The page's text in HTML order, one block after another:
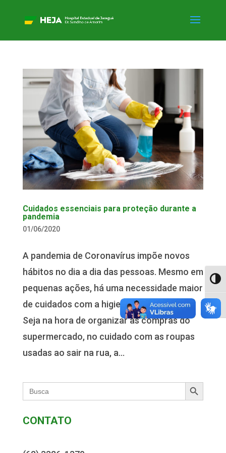
Cuidados essenciais para proteção durante a
pandemia
01/06/2020
A pandemia de Coronavírus impõe novos
hábitos no dia a dia das pessoas. Mesmo em
pequenas ações, há uma necessidade maior
de cuidados com a higiene e desinfecção.
Seja na hora de organizar as compras do
supermercado, no cuidado com as roupas
usadas ao sair na rua, a...
Search
for:
Search Button
CONTATO